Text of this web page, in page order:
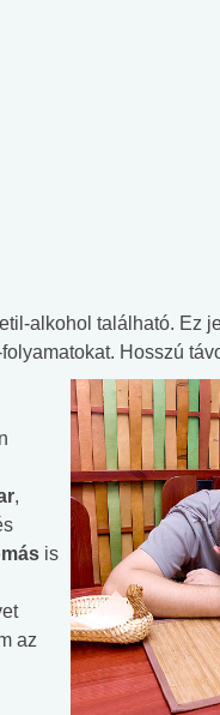
alkohol található. Ez
Hosszú
,
is
az